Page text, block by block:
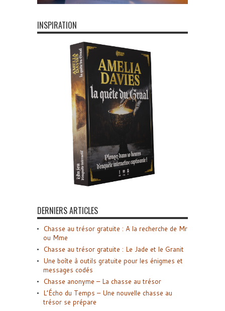
INSPIRATION
DERNIERS ARTICLES
Chasse au trésor gratuite : A la recherche de Mr
ou Mme
Chasse au trésor gratuite : Le Jade et le Granit
Une boîte à outils gratuite pour les énigmes et
messages codés
Chasse anonyme – La chasse au trésor
L’Écho du Temps – Une nouvelle chasse au
trésor se prépare